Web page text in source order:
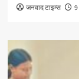
जनवाद टाइम्स